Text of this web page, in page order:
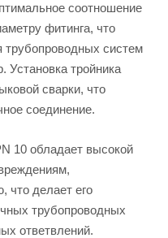
соотношение
фитинга, что
трубопроводных систем
Установка тройника
сварки, что
соединение.
10 обладает высокой
что делает его
трубопроводных
ответвлений.